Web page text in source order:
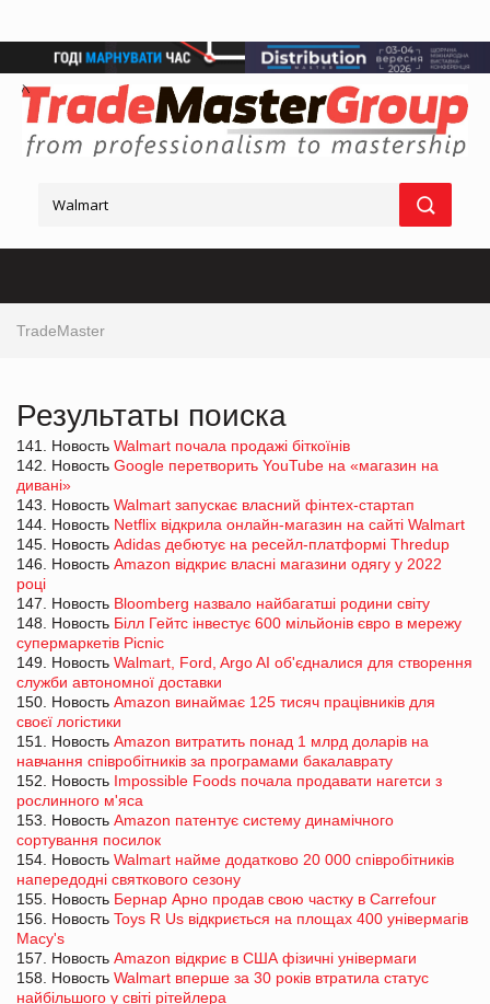
TradeMaster
Результаты поиска
141. Новость Walmart почала продажі біткоїнів
142. Новость Google перетворить YouTube на «магазин на
дивані»
143. Новость Walmart запускає власний фінтех-стартап
144. Новость Netflix відкрила онлайн-магазин на сайті Walmart
145. Новость Adidas дебютує на ресейл-платформі Thredup
146. Новость Amazon відкриє власні магазини одягу у 2022
році
147. Новость Bloomberg назвало найбагатші родини світу
148. Новость Білл Гейтс інвестує 600 мільйонів євро в мережу
супермаркетів Picnic
149. Новость Walmart, Ford, Argo AI об'єдналися для створення
служби автономної доставки
150. Новость Amazon винаймає 125 тисяч працівників для
своєї логістики
151. Новость Amazon витратить понад 1 млрд доларів на
навчання співробітників за програмами бакалаврату
152. Новость Impossible Foods почала продавати нагетси з
рослинного м'яса
153. Новость Amazon патентує систему динамічного
сортування посилок
154. Новость Walmart найме додатково 20 000 співробітників
напередодні святкового сезону
155. Новость Бернар Арно продав свою частку в Carrefour
156. Новость Toys R Us відкриється на площах 400 універмагів
Macy's
157. Новость Amazon відкриє в США фізичні універмаги
158. Новость Walmart вперше за 30 років втратила статус
найбільшого у світі рітейлера